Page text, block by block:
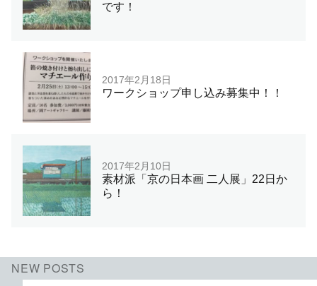
です！
2017年2月18日
ワークショップ申し込み募集中！！
2017年2月10日
素材派「京の日本画 二人展」22日か
ら！
NEW POSTS